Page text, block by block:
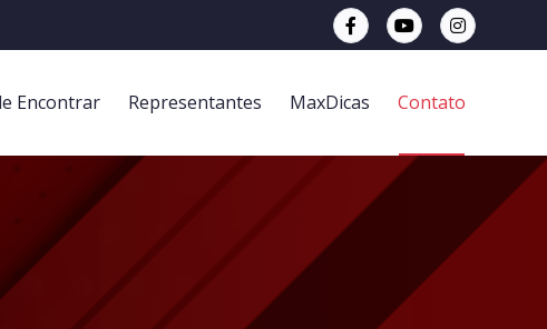
Encontrar Representantes MaxDicas Contato